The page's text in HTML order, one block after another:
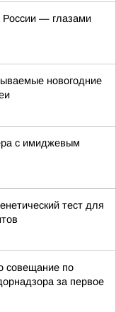
России — глазами
новогодние
с имиджевым
тест для
совещание по
за первое